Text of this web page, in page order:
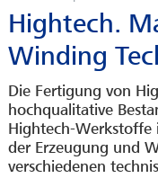
Hightech.
Winding
Die Fertigung von
hochqualitative
Hightech-Werkstoffe
der Erzeugung und
verschiedenen